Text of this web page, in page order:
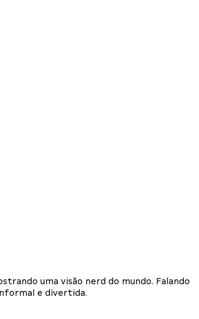
uma visão nerd do mundo. Falando
e divertida.